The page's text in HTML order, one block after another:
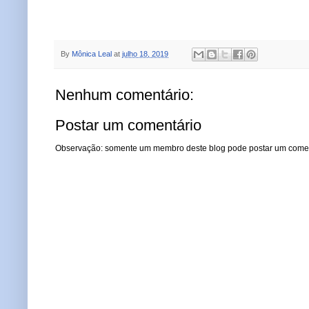
By Mônica Leal at julho 18, 2019
Nenhum comentário:
Postar um comentário
Observação: somente um membro deste blog pode postar um